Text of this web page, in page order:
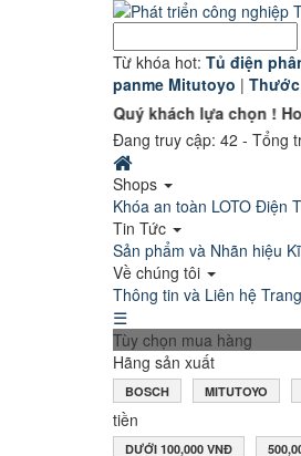
Từ khóa hot: Tủ điện
panme Mitutoyo |
Quý khách lựa chọn ! Hotline
Đang truy cập: 42 - Tổng
Shops
Khóa an toàn LOTO Điện
Tin Tức
Sản phẩm và Nhãn hiệu
Về chúng tôi
Thông tin và Liên hệ
☰
Tùy chọn mua hàng
Hãng sản xuất
BOSCH MITUTOYO
tiền
DƯỚI 100,000 VNĐ